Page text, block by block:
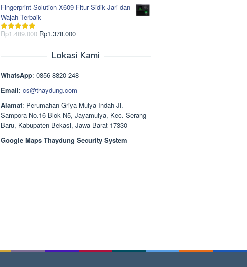
aslinya
adalah:
Rp2.750.000.
saat
ini
Rp2.668.000.
Fingerprint Solution X609 Fitur Sidik Jari dan
Wajah Terbaik
Dinilai5.00
Rp1.489.000 Harga
adalah:
Rp1.378.000Harga
ini
Rp1.378.000.
Lokasi Kami
WhatsApp: 0856 8820 248
Email: cs@thaydung.com
Alamat: Perumahan Griya Mulya Indah Jl.
Sampora No.16 Blok N5, Jayamulya, Kec. Serang
Baru, Kabupaten Bekasi, Jawa Barat 17330
Google Maps Thaydung Security System